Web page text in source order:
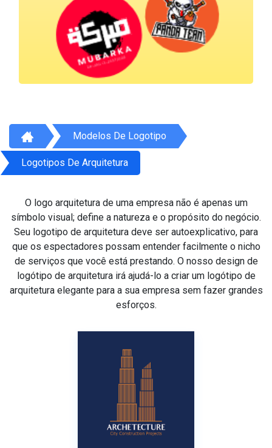
Modelos De Logotipo
Logotipos De Arquitetura
O logo arquitetura de uma empresa não é apenas um
símbolo visual; define a natureza e o propósito do negócio.
Seu logotipo de arquitetura deve ser autoexplicativo, para
que os espectadores possam entender facilmente o nicho
de serviços que você está prestando. O nosso design de
logótipo de arquitetura irá ajudá-lo a criar um logótipo de
arquitetura elegante para a sua empresa sem fazer grandes
esforços.